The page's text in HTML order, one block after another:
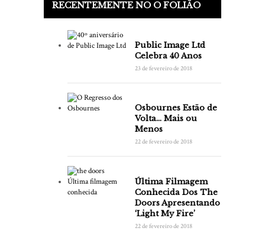
RECENTEMENTE NO O FOLIÃO
Public Image Ltd
Celebra 40 Anos
23 de fevereiro de 2018
Osbournes Estão de
Volta… Mais ou
Menos
22 de fevereiro de 2018
Última Filmagem
Conhecida Dos The
Doors Apresentando
‘Light My Fire’
22 de fevereiro de 2018